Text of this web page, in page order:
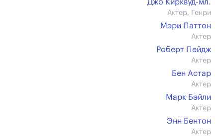
Джо Кирквуд-мл.
Актер, Генри
Мэри Паттон
Актер
Роберт Пейдж
Актер
Бен Астар
Актер
Марк Бэйли
Актер
Энн Бентон
Актер